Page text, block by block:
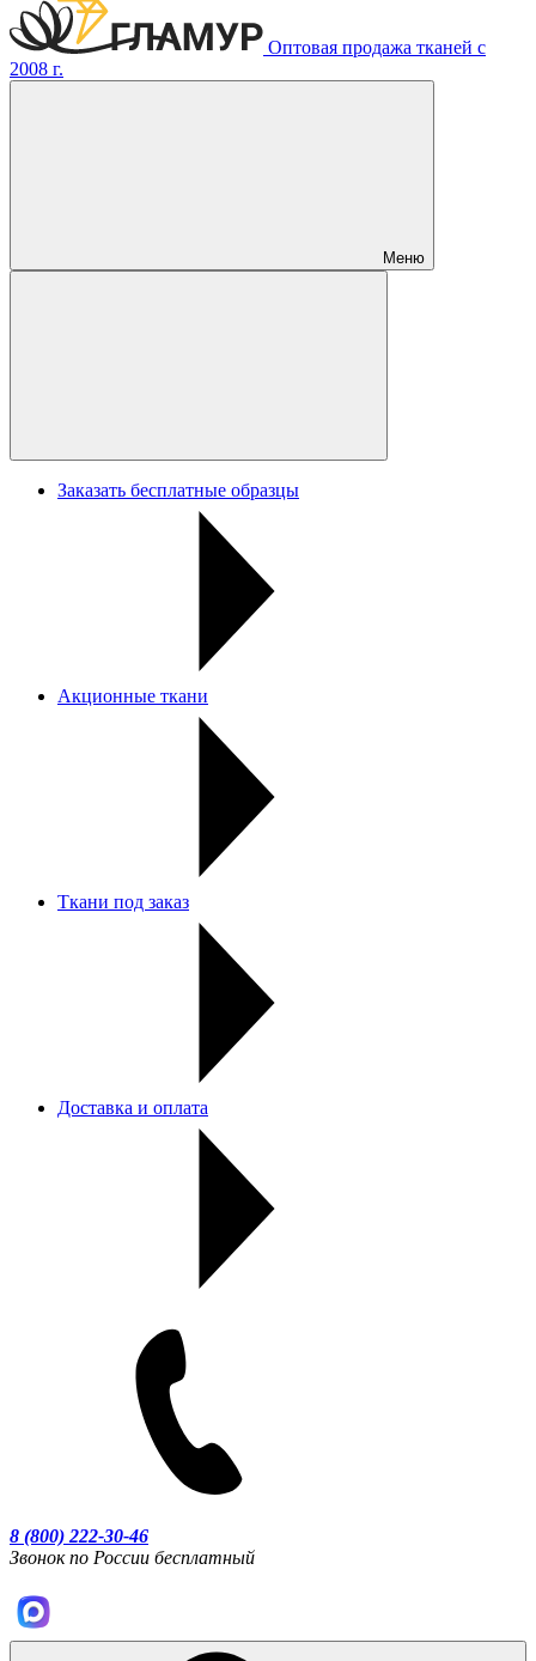
Оптовая продажа тканей с
2008 г.
Меню
Заказать бесплатные образцы
Акционные ткани
Ткани под заказ
Доставка и оплата
8 (800) 222-30-46
Звонок по России бесплатный